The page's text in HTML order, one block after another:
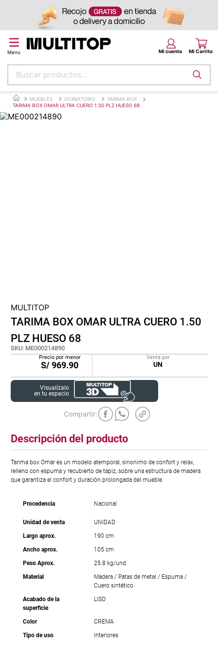
Buscar productos...
MUEBLES DORMITORIO
TARIMA BOX
TARIMA BOX OMAR ULTRA CUERO 1.50 PLZ HUESO 68
MULTITOP
TARIMA BOX OMAR ULTRA CUERO 1.50
PLZ HUESO 68
SKU: ME000214890
Precio por menor
S/969.90
Venta por
UN
Visualízalo
en tu espacio
Descripción del producto
Tarima box Omar es un modelo atemporal, sinonimo de confort y relax,
relleno con espuma y recubierto de tapiz, sobre una estructura de madera
que garantiza el confort y duración prolongada del mueble.
Procedencia Nacional
Unidad de venta
UNIDAD
Largo aprox.
190 cm
Ancho aprox.
105 cm
Peso Aprox.
25.8 kg/und
Material
Madera / Patas de metal / Espuma /
Cuero sintético
Acabado de la
superficie
LISO
Color
CREMA
Tipo de uso
Interiores
Términos más buscados
papel tapiz